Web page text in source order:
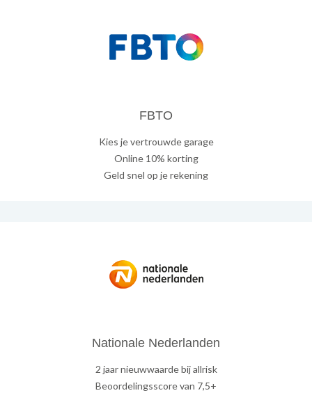
FBTO
Kies je vertrouwde garage
Online 10% korting
Geld snel op je rekening
Nationale Nederlanden
2 jaar nieuwwaarde bij allrisk
Beoordelingsscore van 7,5+